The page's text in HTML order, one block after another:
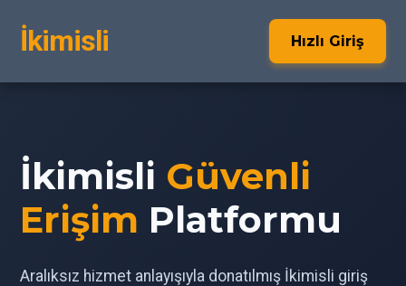
İkimisli Hızlı Giriş
İkimisli Güvenli
Erişim Platformu
Aralıksız hizmet anlayışıyla donatılmış İkimisli giriş